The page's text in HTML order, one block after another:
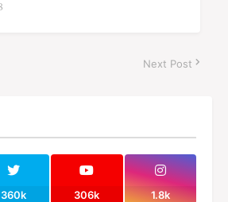
Next Post
360k 306k 1.8k